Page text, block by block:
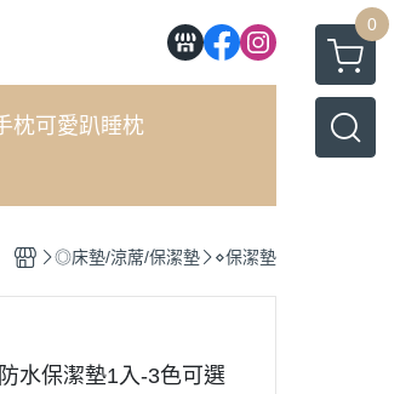
0
枕可愛趴睡枕
◎床墊/涼蓆/保潔墊 ⋄保潔墊
水保潔墊1入-3色可選